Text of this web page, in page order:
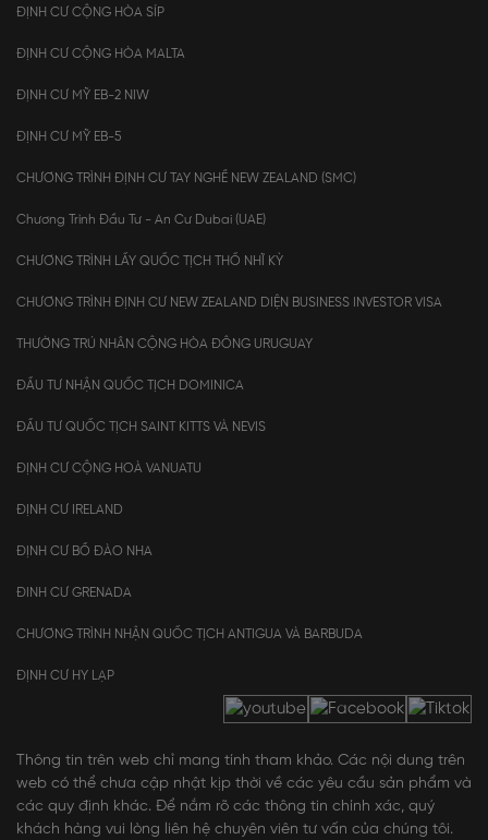
ĐỊNH CƯ CỘNG HÒA SÍP
ĐỊNH CƯ CỘNG HÒA MALTA
ĐỊNH CƯ MỸ EB-2 NIW
ĐỊNH CƯ MỸ EB-5
CHƯƠNG TRÌNH ĐỊNH CƯ TAY NGHỀ NEW ZEALAND (SMC)
Chương Trình Đầu Tư - An Cư Dubai (UAE)
CHƯƠNG TRÌNH LẤY QUỐC TỊCH THỔ NHĨ KỲ
CHƯƠNG TRÌNH ĐỊNH CƯ NEW ZEALAND DIỆN BUSINESS INVESTOR VISA
THƯỜNG TRÚ NHÂN CỘNG HÒA ĐÔNG URUGUAY
ĐẦU TƯ NHẬN QUỐC TỊCH DOMINICA
ĐẦU TƯ QUỐC TỊCH SAINT KITTS VÀ NEVIS
ĐỊNH CƯ CỘNG HOÀ VANUATU
ĐỊNH CƯ IRELAND
ĐỊNH CƯ BỒ ĐÀO NHA
ĐINH CƯ GRENADA
CHƯƠNG TRÌNH NHẬN QUỐC TỊCH ANTIGUA VÀ BARBUDA
ĐỊNH CƯ HY LẠP
Thông tin trên web chỉ mang tính tham khảo. Các nội dung trên
web có thể chưa cập nhật kịp thời về các yêu cầu sản phẩm và
các quy định khác. Để nắm rõ các thông tin chính xác, quý
khách hàng vui lòng liên hệ chuyên viên tư vấn của chúng tôi.